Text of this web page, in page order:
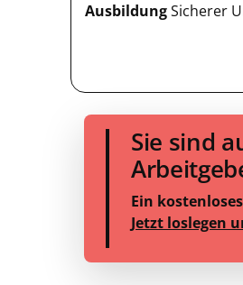
AusbildungSicherer
Sie sind
Ein
Jetzt loslegen